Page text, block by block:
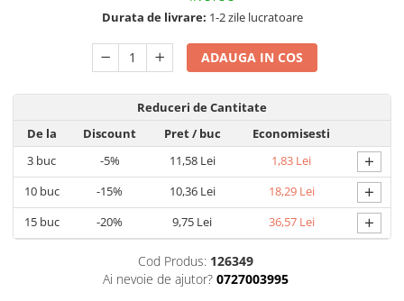
Articole pentru Gradina si Bricolaj
Articole pentru Iluminat
Corpuri de iluminat
Lampi de veghe
Transport şi Ridicat
Pelerine, Umbrele si Accesorii
Videoproiectoare
Durata de livrare: 1-2 zile lucratoare
ADAUGA IN COS
Reduceri de Cantitate
De la
Discount Pret/ buc
Economisesti
3 buc -5% 11,58 Lei 1,83 Lei +
10buc -15% 10,36 Lei 18,29 Lei +
15buc -20% 9,75 Lei 36,57 Lei +
Cod Produs: 126349
Ai nevoie de ajutor? 0727003995